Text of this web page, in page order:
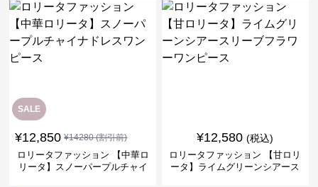
SALE
¥12,850 ¥14280(割引前)
ロリータファッション 【中華ロ
リータ】スノーパープルチャイ
¥12,580 (税込)
ロリータファッション 【甘ロリ
ータ】ライムグリーンシアース